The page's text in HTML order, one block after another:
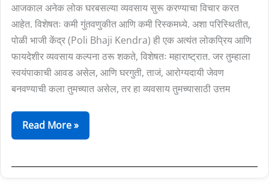
आजकाल अनेक लोक घरबसल्या व्यवसाय सुरू करण्याचा विचार करत
आहेत. विशेषतः कमी गुंतवणुकीत आणि कमी रिस्कमध्ये. अशा परिस्थितीत,
पोळी भाजी केंद्र (Poli Bhaji Kendra) ही एक अत्यंत लोकप्रिय आणि
फायदेशीर व्यवसाय कल्पना ठरू शकते, विशेषतः महाराष्ट्रात. जर तुम्हाला
स्वयंपाकाची आवड असेल, आणि घरगुती, ताजं, आरोग्यदायी जेवण
बनवण्याची कला तुमच्यात असेल, तर हा व्यवसाय तुमच्यासाठी उत्तम
Read More »